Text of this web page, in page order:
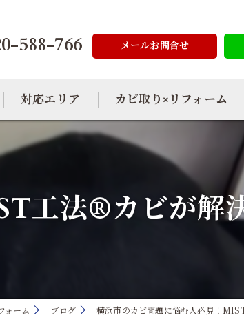
588-766 メールお問合せ
対応エリア
大阪のカビ取り
東京のカビ取り
カビ取り×リフォーム
工法®カビが解
ォーム ブログ 横浜市のカビ問題に悩む人必見！